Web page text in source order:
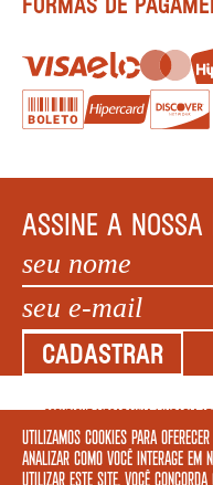
Utilizamos cookies para
analizar como você interage em
utilizar este site, você concorda
ASSINE A NOSSA
CADASTRAR
COPYRIGHT MEGAFAUNA LIVRARIA
IPIRANGA, 200 LOJA 5 - SÃO PAULO
RESERVADOS.